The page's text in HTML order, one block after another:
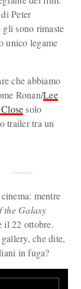
Peter
gli sono rimaste
unico legame
che abbiamo
Ronan/Lee
solo
trailer tra un
mentre
the Galaxy
il 22 ottobre.
che dite,
in fuga?